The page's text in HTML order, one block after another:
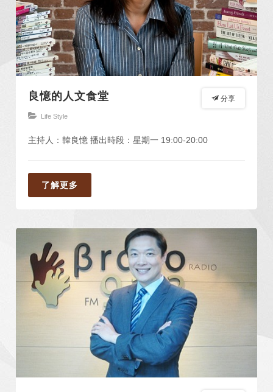
分享
良憶的人文食堂
Life Style
主持人：韓良憶 播出時段：星期一 19:00-20:00
了解更多